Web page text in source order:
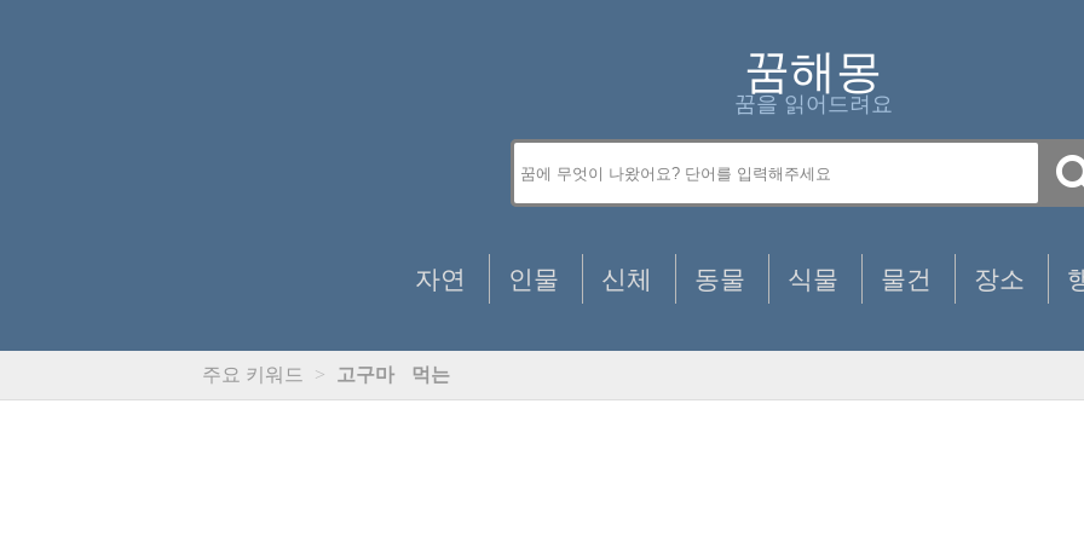
꿈해몽
꿈을 읽어드려요
자연 인물 신체 동물 식물 물건 장소
주요 키워드 > 고구마 먹는